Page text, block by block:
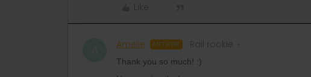
Like
Amelie AUTHOR Rail rookie
Thank you so much! :)